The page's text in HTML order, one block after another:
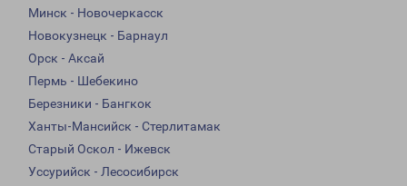
Минск - Новочеркасск
Новокузнецк - Барнаул
Орск - Аксай
Пермь - Шебекино
Березники - Бангкок
Ханты-Мансийск - Стерлитамак
Старый Оскол - Ижевск
Уссурийск - Лесосибирск